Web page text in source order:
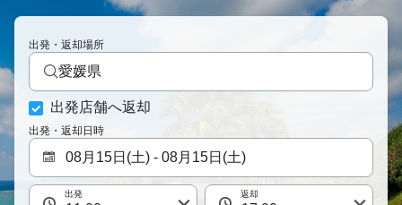
出発・返却場所
愛媛県
出発店舗へ返却
出発・返却日時
出発 返却